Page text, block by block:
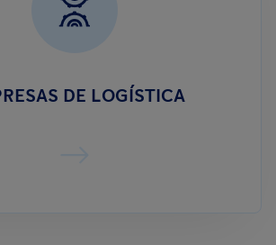
DE LOGÍSTICA